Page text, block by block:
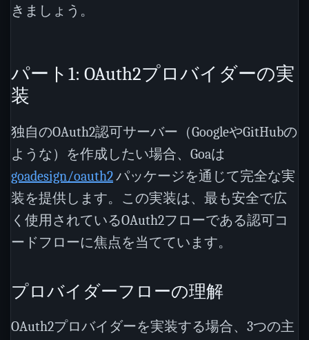
きましょう。
パート1: OAuth2プロバイダーの実
装
独自のOAuth2認可サーバー（GoogleやGitHubの
ような）を作成したい場合、Goaは
goadesign/oauth2パッケージを通じて完全な実
装を提供します。この実装は、最も安全で広
く使用されているOAuth2フローである認可コ
ードフローに焦点を当てています。
プロバイダーフローの理解
OAuth2プロバイダーを実装する場合、3つの主